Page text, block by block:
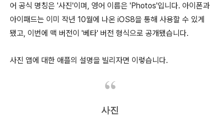
어 공식 명칭은 '사진'이며, 영어 이름은 'Photos'입니다. 아이폰과
아이패드는 이미 작년 10월에 나온 iOS8을 통해 사용할 수 있게
됐고, 이번에 맥 버전이 '베타' 버전 형식으로 공개됐습니다.
사진 앱에 대한 애플의 설명을 빌리자면 이렇습니다.
사진